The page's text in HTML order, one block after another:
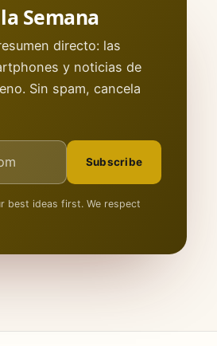
Semana
directo: las
y noticias de
Sin spam, cancela
Subscribe
best ideas first. We respect